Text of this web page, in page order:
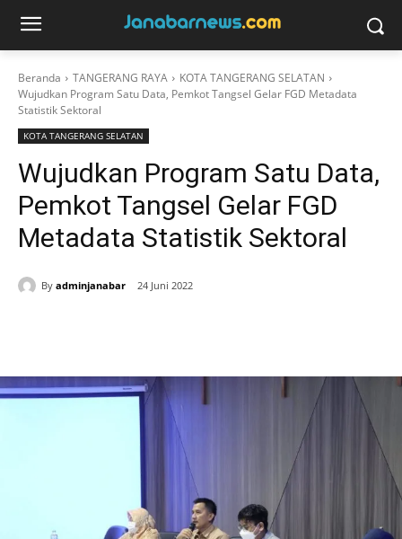
Beranda TANGERANG RAYA
KOTA TANGERANG SELATAN
Wujudkan Program Satu Data, Pemkot Tangsel Gelar FGD Metadata
Statistik Sektoral
KOTA TANGERANG SELATAN
Wujudkan Program Satu Data,
Pemkot Tangsel Gelar FGD
Metadata Statistik Sektoral
By adminjanabar 24 Juni 2022